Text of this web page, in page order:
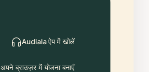
Audiala ऐप में खोलें
अपने ब्राउज़र में योजना बनाएँ